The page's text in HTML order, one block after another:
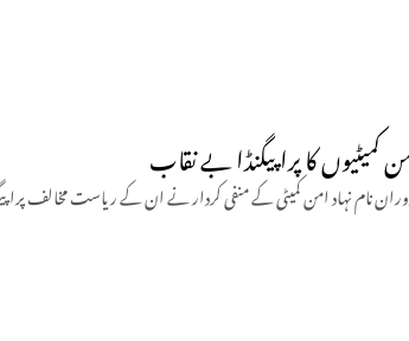
کا پراپیگنڈا بے نقاب
نام نہاد امن کمیٹی کے منفی کردار نے ان کے ریاست مخالف